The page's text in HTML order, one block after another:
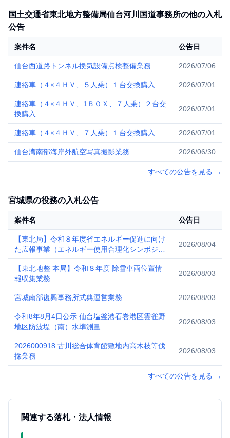
国土交通省東北地方整備局仙台河川国道事務所の他の入札
公告
案件名 公告日
仙台西道路トンネル換気設備点検整備業務 2026/07/06
連絡車（４×４ＨＶ、５人乗）１台交換購入 2026/07/01
連絡車（４×４ＨＶ、1ＢＯＸ、７人乗）２台交
換購入
2026/07/01
連絡車（４×４ＨＶ、７人乗）１台交換購入 2026/07/01
仙台湾南部海岸外航空写真撮影業務 2026/06/30
すべての公告を見る →
宮城県の役務の入札公告
案件名 公告日
【東北局】令和８年度省エネルギー促進に向け
た広報事業（エネルギー使用合理化シンポジウ
ム東北の開催等）
2026/08/04
【東北地整 本局】令和８年度 除雪車両位置情
報収集業務
2026/08/03
宮城南部復興事務所式典運営業務 2026/08/03
令和8年8月4日公示 仙台塩釜港石巻港区雲雀野
地区防波堤（南）水準測量
2026/08/03
2026000918 古川総合体育館敷地内高木枝等伐
採業務
2026/08/03
すべての公告を見る →
関連する落札・法人情報